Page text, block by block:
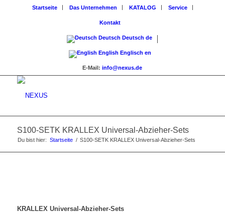
Startseite Das Unternehmen KATALOG Service
Kontakt
Deutsch Deutsch de
English Englisch en
E-Mail:info@nexus.de
S100-SETK KRALLEX Universal-Abzieher-Sets
Du bist hier: Startseite / S100-SETK KRALLEX Universal-Abzieher-Sets
KRALLEX Universal-Abzieher-Sets